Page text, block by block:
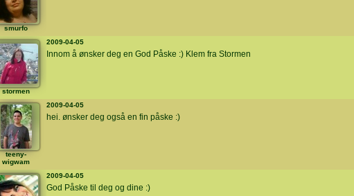
smurfo
stormen
2009-04-05
Innom å ønsker deg en God Påske :) Klem fra Stormen
teeny-
wigwam
2009-04-05
hei. ønsker deg også en fin påske :)
2009-04-05
God Påske til deg og dine :)